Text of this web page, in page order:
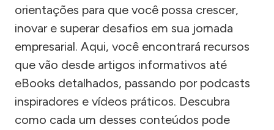
orientações para que você possa crescer,
inovar e superar desafios em sua jornada
empresarial. Aqui, você encontrará recursos
que vão desde artigos informativos até
eBooks detalhados, passando por podcasts
inspiradores e vídeos práticos. Descubra
como cada um desses conteúdos pode